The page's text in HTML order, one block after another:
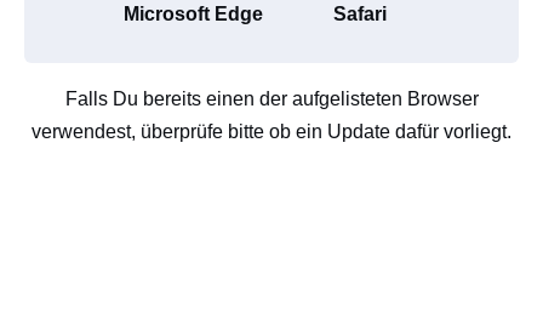
Microsoft Edge Safari
Falls Du bereits einen der aufgelisteten Browser
verwendest, überprüfe bitte ob ein Update dafür vorliegt.